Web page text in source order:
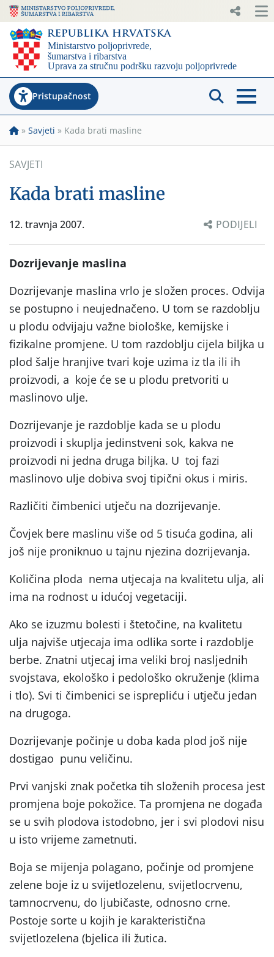
Pristupačnost
» Savjeti » Kada brati masline
SAVJETI
Kada brati masline
12. travnja 2007. PODIJELI
Dozrijevanje maslina
Dozrijevanje maslina vrlo je složen proces. Odvija
se postupno i neujednačeno. U tom se razdoblju
u plodu odvijaju važne biološke, kemijske i
fizikalne promjene. U tom razdoblju cijela biljka u
plod šalje hranjive tvari koje uzima iz tla ili ih
proizvodi, a koje će se u plodu pretvoriti u
maslinovo ulje.
Dozrijevanje je razdoblje kada se u plodu
proizvodi i skuplja jedinstveni sok, kakva ne
proizvodi ni jedna druga biljka. U toj fazi
maslinovo ulje dobiva svoj tipični okus i miris.
Različiti čimbenici utječu na dozrijevanje.
Čovjek bere maslinu više od 5 tisuća godina, ali
još nije proniknuo u tajnu njezina dozrijevanja.
Količina ploda nema utjecaja na kvalitetu ulja, ali
ima na rodnost u idućoj vegetaciji.
Ako se izuzmu bolesti i štetočine, na kvalitetu
ulja najviše utjecaja ima odlika sorte i razdoblje
berbe. Znatni utjecaj ima veliki broj nasljednih
svojstava, ekološko i pedološko okruženje (klima
i tlo). Svi ti čimbenici se isprepliću i utječu jedan
na drugoga.
Dozrijevanje počinje u doba kada plod još nije
dostigao punu veličinu.
Prvi vanjski znak početka tih složenih procesa jest
promjena boje pokožice. Ta promjena ne događa
se u svih plodova istodobno, jer i svi plodovi nisu
u isto vrijeme zametnuti.
Boja se mijenja polagano, počinje od promjene
zelene boje iz u svijetlozelenu, svijetlocrvenu,
tamnocrvenu, do ljubičaste, odnosno crne.
Postoje sorte u kojih je karakteristična
svijetlozelena (bjelica ili žutica.